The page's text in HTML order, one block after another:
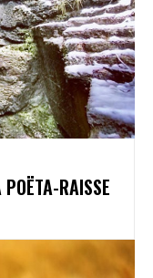
POËTA-RAISSE